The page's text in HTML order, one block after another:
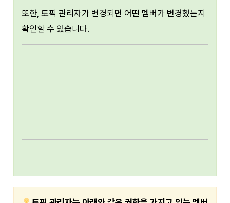
또한, 토픽 관리자가 변경되면 어떤 멤버가 변경했는지
확인할 수 있습니다.